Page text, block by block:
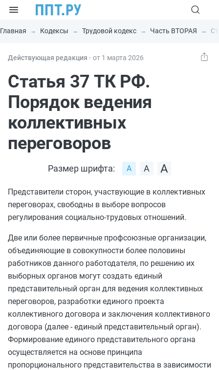
Главная Кодексы Трудовой кодекс Часть ВТОРАЯ
Действующая редакция ⸱ от 1 марта 2026
Статья 37 ТК РФ.
Порядок ведения
коллективных
переговоров
Размер шрифта:
Представители сторон, участвующие в коллективных
переговорах, свободны в выборе вопросов
регулирования социально-трудовых отношений.
Две или более первичные профсоюзные организации,
объединяющие в совокупности более половины
работников данного работодателя, по решению их
выборных органов могут создать единый
представительный орган для ведения коллективных
переговоров, разработки единого проекта
коллективного договора и заключения коллективного
договора (далее - единый представительный орган).
Формирование единого представительного органа
осуществляется на основе принципа
пропорционального представительства в зависимости